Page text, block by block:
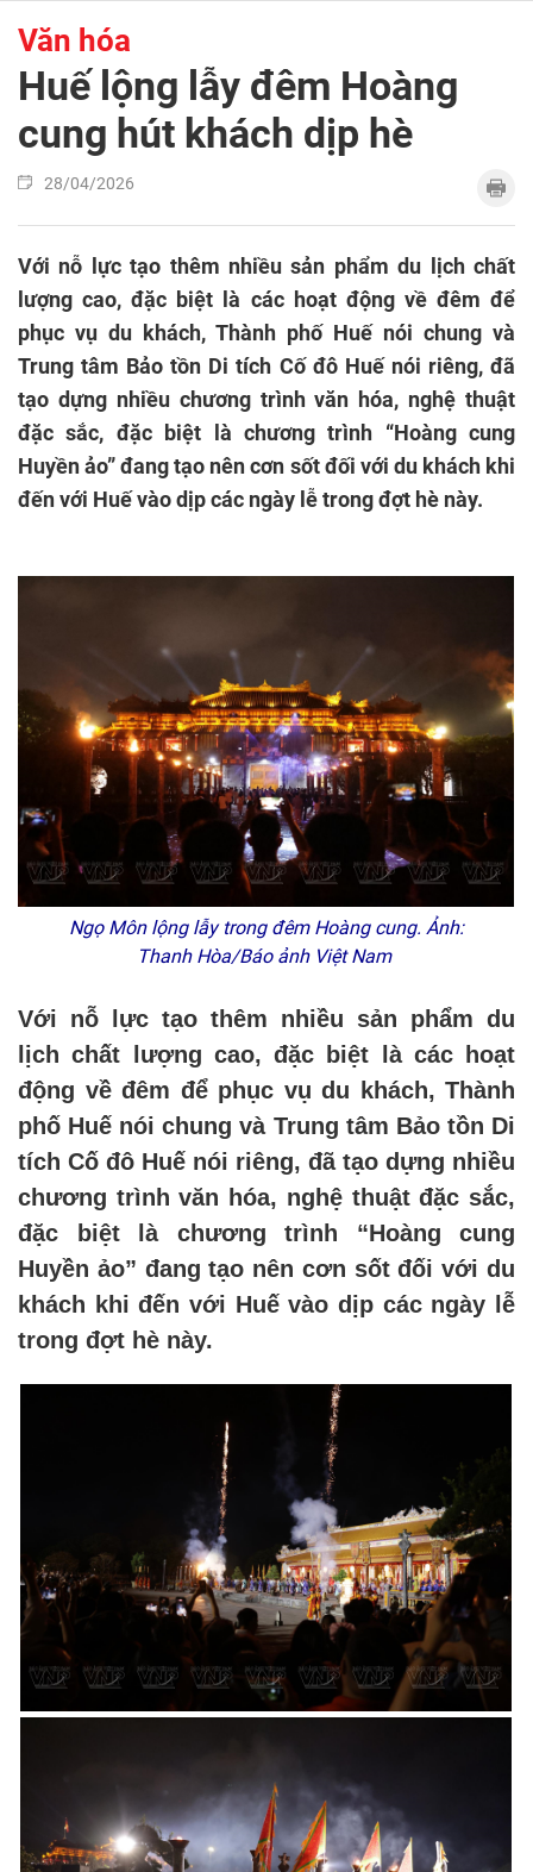
Văn hóa
Huế lộng lẫy đêm Hoàng
cung hút khách dịp hè
28/04/2026
Với nỗ lực tạo thêm nhiều sản phẩm du lịch chất
lượng cao, đặc biệt là các hoạt động về đêm để
phục vụ du khách, Thành phố Huế nói chung và
Trung tâm Bảo tồn Di tích Cố đô Huế nói riêng, đã
tạo dựng nhiều chương trình văn hóa, nghệ thuật
đặc sắc, đặc biệt là chương trình “Hoàng cung
Huyền ảo” đang tạo nên cơn sốt đối với du khách khi
đến với Huế vào dịp các ngày lễ trong đợt hè này.
Ngọ Môn lộng lẫy trong đêm Hoàng cung. Ảnh:
Thanh Hòa/Báo ảnh Việt Nam
Với nỗ lực tạo thêm nhiều sản phẩm du
lịch chất lượng cao, đặc biệt là các hoạt
động về đêm để phục vụ du khách, Thành
phố Huế nói chung và Trung tâm Bảo tồn Di
tích Cố đô Huế nói riêng, đã tạo dựng nhiều
chương trình văn hóa, nghệ thuật đặc sắc,
đặc biệt là chương trình “Hoàng cung
Huyền ảo” đang tạo nên cơn sốt đối với du
khách khi đến với Huế vào dịp các ngày lễ
trong đợt hè này.